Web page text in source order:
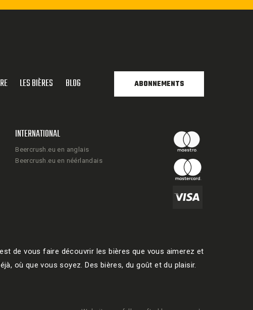
LES BIÈRES BLOG ABONNEMENTS
INTERNATIONAL
Beercrush.eu en anglais
Beercrush.eu en néérlandais
de vous faire découvrir les bières que vous aimerez et
où que vous soyez. Des bières, du goût et du plaisir.